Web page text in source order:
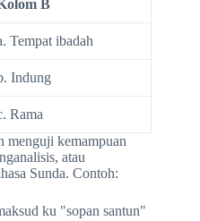
Kolom B
Tempat ibadah
Indung
Rama
menguji kemampuan
atau
Sunda. Contoh:
ku "sopan santun"